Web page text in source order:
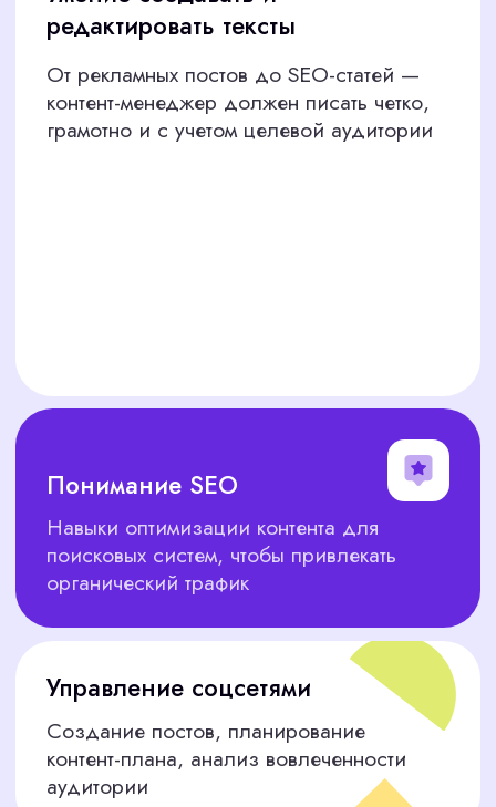
для текстов, визуала и кампаний
Проверка навыков перед
Не просто собираем резюме, а тестируем
кандидатов, чтобы убедиться в
компетенциях. Вы встречаетесь только
Экономию времени
Берем на себя анализ резюме, звонки,
тесты и собеседования, чтобы вы
сосредоточились на бизнесе
CORPSTAFF ДЛЯ ПОДБОРА
КОНТЕНТ-МЕНЕДЖЕРА